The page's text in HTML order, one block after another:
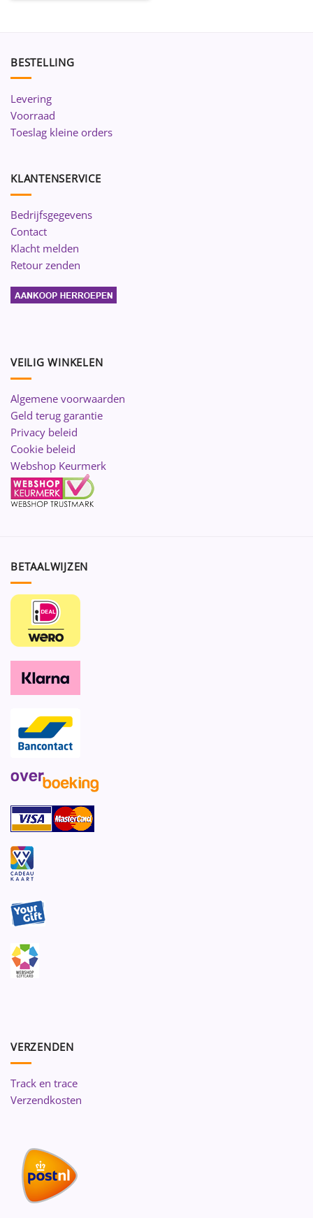
BESTELLING
Levering
Voorraad
Toeslag kleine orders
KLANTENSERVICE
Bedrijfsgegevens
Contact
Klacht melden
Retour zenden
VEILIG WINKELEN
Algemene voorwaarden
Geld terug garantie
Privacy beleid
Cookie beleid
Webshop Keurmerk
BETAALWIJZEN
VERZENDEN
Track en trace
Verzendkosten